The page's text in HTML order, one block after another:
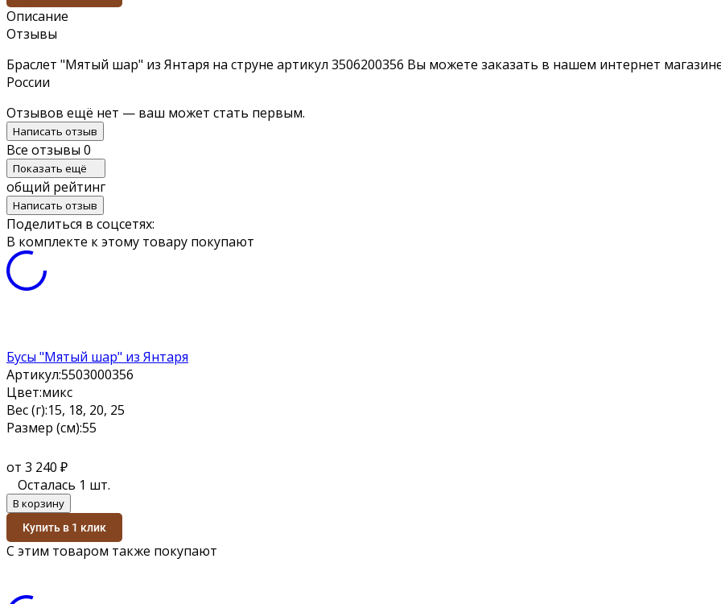
Описание
Отзывы
Браслет "Мятый шар" из Янтаря на струне артикул 3506200356 Вы можете заказать в нашем интернет
России
Отзывов ещё нет — ваш может стать первым.
Написать отзыв
Все отзывы 0
Показать ещё
общий рейтинг
Написать отзыв
Поделиться в соцсетях:
В комплекте к этому товару покупают
Бусы "Мятый шар" из Янтаря
Артикул:5503000356
Цвет:микс
Вес (г):15, 18, 20, 25
Размер (см):55
от 3 240 ₽
Осталась 1 шт.
В корзину
Купить в 1 клик
С этим товаром также покупают